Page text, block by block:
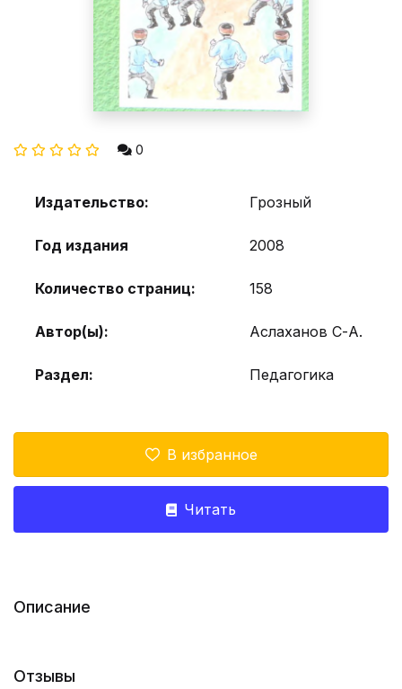
0
Издательство: Грозный
Год издания 2008
Количество страниц: 158
Автор(ы): Аслаханов С-А.
Раздел: Педагогика
В избранное
Читать
Описание
Отзывы